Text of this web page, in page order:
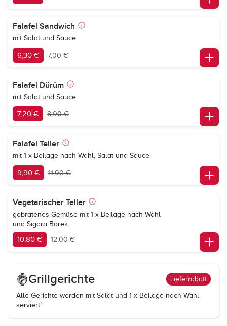
Falafel Sandwich
mit Salat und Sauce
6,30 € 7,00 €
Falafel Dürüm
mit Salat und Sauce
7,20 € 8,00 €
Falafel Teller
mit 1 x Beilage nach Wahl, Salat und Sauce
9,90 € 11,00 €
Vegetarischer Teller
gebratenes Gemüse mit 1 x Beilage nach Wahl
und Sigara Börek
10,80 € 12,00 €
Grillgerichte Lieferrabatt
Alle Gerichte werden mit Salat und 1 x Beilage nach Wahl
serviert!